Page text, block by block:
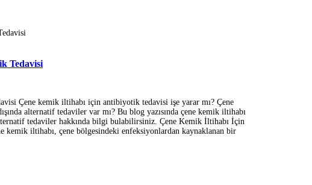
Tedavisi
Çene kemik iltihabı için antibiyotik tedavisi işe yarar mı? Çene
alternatif tedaviler var mı? Bu blog yazısında çene kemik iltihabı
tedaviler hakkında bilgi bulabilirsiniz. Çene Kemik İltihabı İçin
kemik iltihabı, çene bölgesindeki enfeksiyonlardan kaynaklanan bir